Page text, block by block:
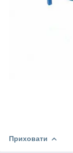
Приховати